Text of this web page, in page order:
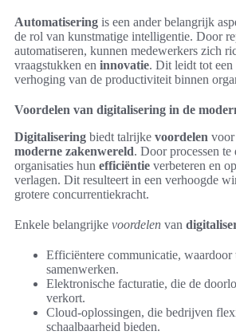
Automatisering is een ander belangrijk
de rol van kunstmatige intelligentie. Door
automatiseren, kunnen medewerkers zich
vraagstukken en innovatie. Dit leidt tot
verhoging van de productiviteit binnen
Voordelen van digitalisering in de
Digitalisering biedt talrijke voordelen
moderne zakenwereld. Door processen
organisaties hun efficiëntie verbeteren en
verlagen. Dit resulteert in een verhoogde
grotere concurrentiekracht.
Enkele belangrijke voordelen van
Efficiëntere communicatie, waardoor
samenwerken.
Elektronische facturatie, die de
verkort.
Cloud-oplossingen, die bedrijven
schaalbaarheid bieden.